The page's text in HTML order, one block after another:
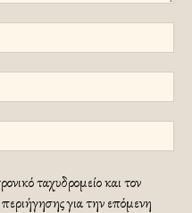
ταχυδρομείο και τον
για την επόμενη